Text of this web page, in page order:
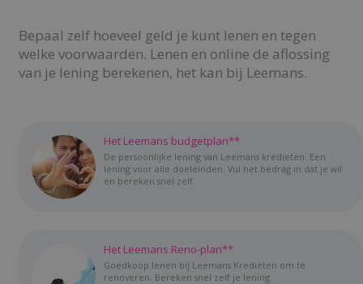
Bepaal zelf hoeveel geld je kunt lenen en tegen
welke voorwaarden. Lenen en online de aflossing
van je lening berekenen, het kan bij Leemans.
Het Leemans budgetplan**
De persoonlijke lening van Leemans kredieten. Een
lening voor alle doeleinden. Vul het bedrag in dat je wil
en bereken snel zelf.
Het Leemans Reno-plan**
Goedkoop lenen bij Leemans Kredieten om te
renoveren. Bereken snel zelf je lening.